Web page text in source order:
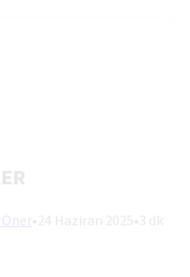
•24 Haziran 2025• 3 dk